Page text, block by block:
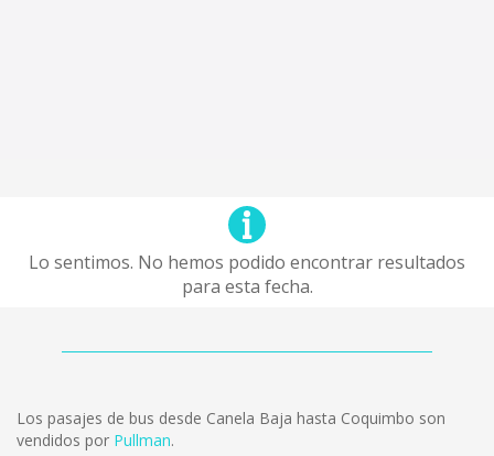
Lo sentimos. No hemos podido encontrar resultados
para esta fecha.
Los pasajes de bus desde Canela Baja hasta Coquimbo son
vendidos por Pullman.